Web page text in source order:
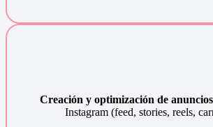
Creación y optimización de
Instagram (feed, stories, reels,